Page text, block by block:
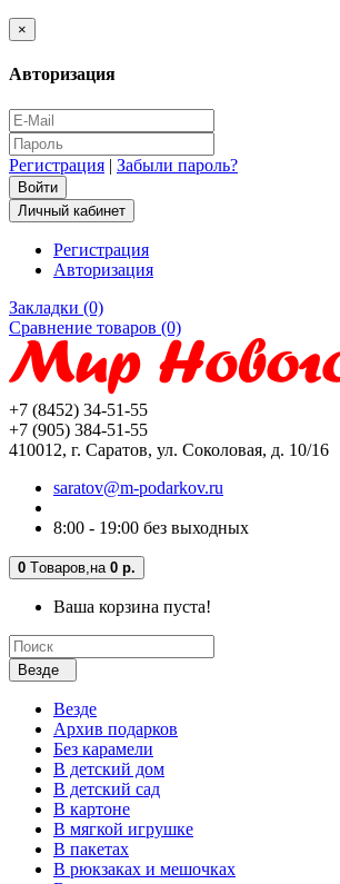
×
Авторизация
Регистрация | Забыли пароль?
Личный кабинет
Регистрация
Авторизация
Закладки (0)
Сравнение товаров (0)
+7 (8452) 34-51-55
+7 (905) 384-51-55
410012, г. Саратов, ул. Соколовая, д. 10/16
saratov@m-podarkov.ru
8:00 - 19:00 без выходных
0 Tоваров, на 0 р.
Ваша корзина пуста!
Везде
Везде
Архив подарков
Без карамели
В детский дом
В детский сад
В картоне
В мягкой игрушке
В пакетах
В рюкзаках и мешочках